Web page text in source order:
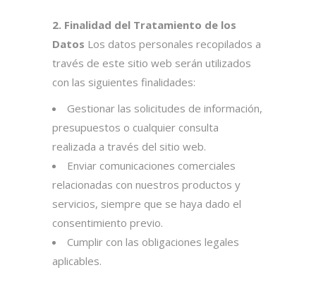
2. Finalidad del Tratamiento de los
Datos Los datos personales recopilados a
través de este sitio web serán utilizados
con las siguientes finalidades:
Gestionar las solicitudes de información,
presupuestos o cualquier consulta
realizada a través del sitio web.
Enviar comunicaciones comerciales
relacionadas con nuestros productos y
servicios, siempre que se haya dado el
consentimiento previo.
Cumplir con las obligaciones legales
aplicables.